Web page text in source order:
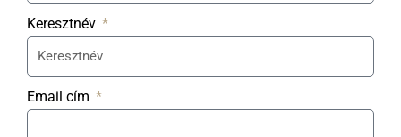
Keresztnév
Email cím